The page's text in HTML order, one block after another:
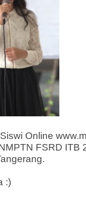
Online
FSRD ITB
:)